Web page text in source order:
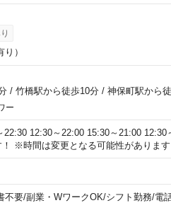
）
/ 竹橋駅から徒歩10分/ 神保町駅から
ー
22:30 12:30～22:00 15:30～21:00
！ ※時間は変更となる可能性があります
不要/副業・WワークOK/シフト勤務/電